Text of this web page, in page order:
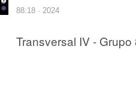
88:18 · 2024
Transversal IV - Grupo